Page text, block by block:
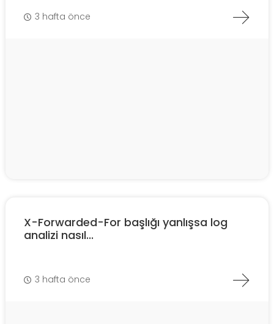
3 hafta önce
X-Forwarded-For başlığı yanlışsa log
analizi nasıl...
3 hafta önce